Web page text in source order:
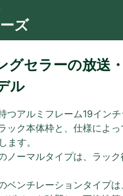
ズ
グセラーの放送
ル
つアルミフレーム19インチ
ック本体枠と、仕様によ
ます。
ノーマルタイプは、ラッ
ベンチレーションタイプ